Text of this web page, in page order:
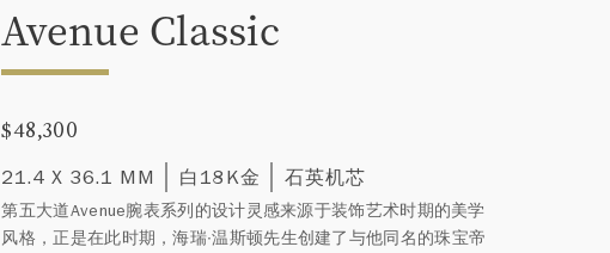
Avenue Classic
$48,300
21.4 X 36.1 MM 白18K金 石英机芯
第五大道Avenue腕表系列的设计灵感来源于装饰艺术时期的美学
风格，正是在此时期，海瑞∙温斯顿先生创建了与他同名的珠宝帝